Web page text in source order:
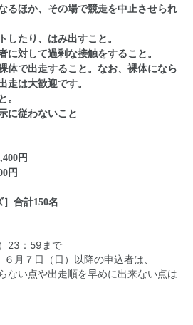
るほか、その場で競走を中止させられ
したり、はみ出すこと。
に対して過剰な接触をすること。
体で出走すること。なお、裸体になら
走は大歓迎です。
。
に従わないこと
円
円
合計150名
23：59まで
月７日（日）以降の申込者は、
ない点や出走順を早めに出来ない点は